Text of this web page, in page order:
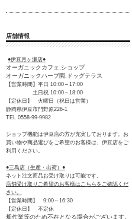
店舗情報
●伊豆月ヶ瀬店●
オーガニックカフェ,ショップ
オーガニックハーブ園,ドッグテラス
【営業時間】平日 10:00～17:00
土日祝 10:00～18:00
【定休日】 火曜日（祝日は営業）
静岡県伊豆市門野原226-1
TEL 0558-99-9982
ショップ機能は伊豆店の方が充実しております。お
買い物や商品選びをご希望のお客様は、伊豆店をご
利用ください。
●三島店（生産・出荷）●
ネット注文商品お受け取りは可能です。
店舗受け取りご希望のお客様はこちらをご確認くだ
さい。
【営業時間】 9:00～16:30
【定休日】 不定休
畑作業等のため不在となる場合がございます。